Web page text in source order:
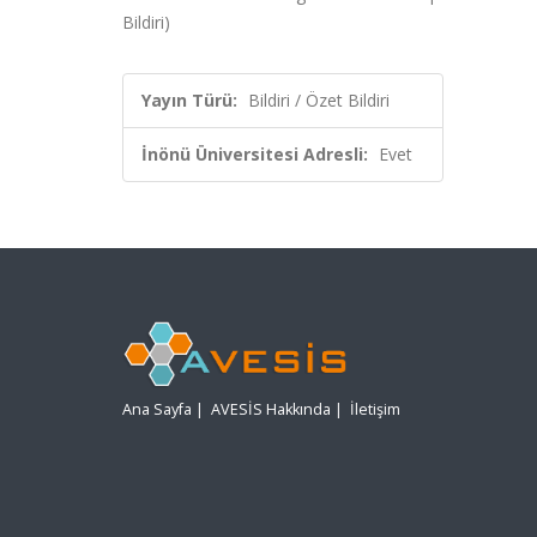
Bildiri)
Yayın Türü: Bildiri / Özet Bildiri
İnönü Üniversitesi Adresli: Evet
Ana Sayfa | AVESİS Hakkında | İletişim